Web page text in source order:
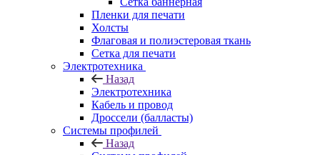
Пленки для печати
Холсты
Флаговая и полиэстеровая ткань
Сетка для печати
Электротехника
Назад
Электротехника
Кабель и провод
Дроссели (балласты)
Системы профилей
Назад